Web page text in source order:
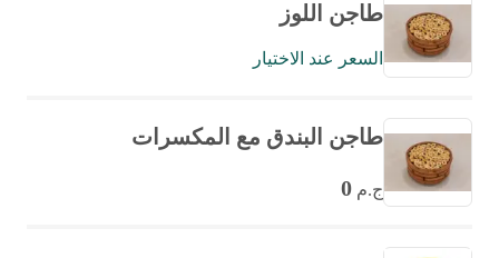
طاجن اللوز
السعر عند الاختيار
طاجن البندق مع المكسرات
ج.م 0